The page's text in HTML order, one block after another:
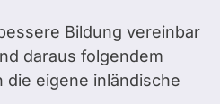
Bildung vereinbar
daraus folgendem
die eigene inländische